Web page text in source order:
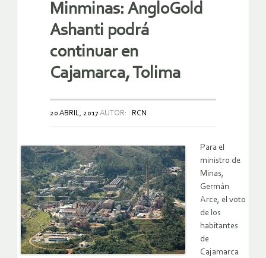
Minminas: AngloGold
Ashanti podrá
continuar en
Cajamarca, Tolima
20 ABRIL, 2017AUTOR: RCN
Para el
ministro de
Minas,
Germán
Arce, el voto
de los
habitantes
de
Cajamarca